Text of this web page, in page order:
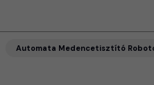
Automata Medencetisztító